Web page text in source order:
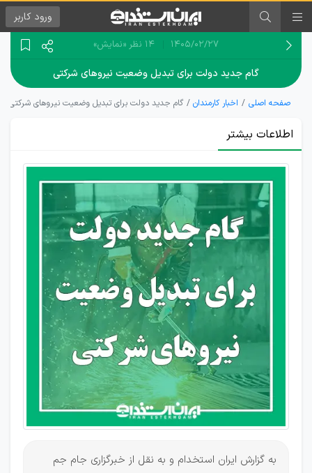
ورود کاربر
۱۴۰۵/۰۲/۲۷ 14 نظر «نمایش»
گام جدید دولت برای تبدیل وضعیت نیروهای شرکتی
صفحه اصلی اخبار کارمندان گام جدید دولت برای تبدیل وضعیت نیروهای شرکتی
اطلاعات بیشتر
تبدیل
وضعیت
شرکتی
ها به
رسید؟
به گزارش ایران استخدام و به نقل از خبرگزاری جام جم